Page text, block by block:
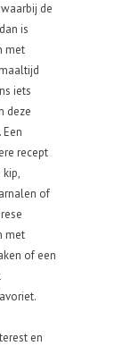
de
is
met
iets
deze
recept
of
met
of een
en